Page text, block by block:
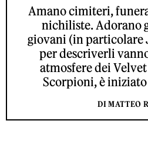
Amano cimiteri,
nichiliste. Adorano
giovani (in particolare
per descriverli
atmosfere dei
Scorpioni, è
DI MATTEO